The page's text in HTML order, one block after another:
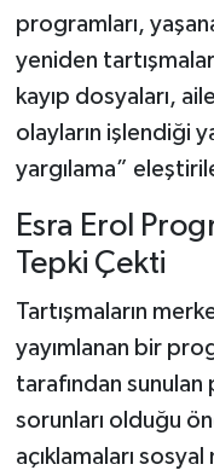
programları,
yeniden
kayıp dosyaları,
olayların işlendiği
yargılama”
Esra Erol
Tepki Çekti
Tartışmaların
yayımlanan bir
tarafından
sorunları olduğu
açıklamaları
Pınarbaşı
Seydiler
Tosya Haberleri
Karadeniz
Ulusal
Teknoloji